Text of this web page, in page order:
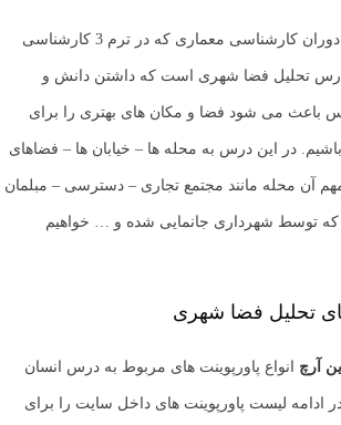
یکی دیگر از دروس مهم دوران کارشناسی معماری که در ترم 3 کارشناسی
درس تحلیل فضا شهری است که داشتن دانش و
باعث می شود فضا و مکان های بهتری را برای
باشیم. در این درس به محله ها – خیابان ها – فضاهای
آن محله مانند مجتمع تجاری – دسترسی – مبلمان
توسط شهرداری جانمایی شده و … خواهیم
تحلیل فضا شهری
آرچ انواع پاورپوینت های مربوط به درس انسان
در ادامه لیست پاورپوینت های داخل سایت را برای